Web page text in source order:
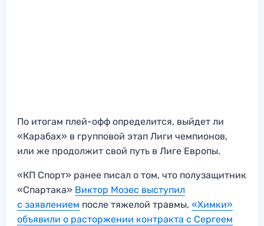
По итогам плей-офф определится, выйдет ли
«Карабах» в групповой этап Лиги чемпионов,
или же продолжит свой путь в Лиге Европы.
«КП Спорт» ранее писал о том, что полузащитник
«Спартака» Виктор Мозес выступил
с заявлением после тяжелой травмы, «Химки»
объявили о расторжении контракта с Сергеем